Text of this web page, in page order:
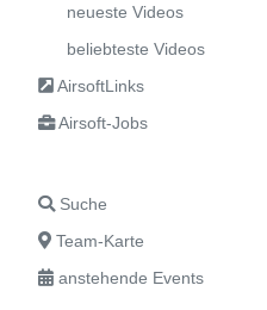
neueste Videos
beliebteste Videos
AirsoftLinks
Airsoft-Jobs
Suche
Team-Karte
anstehende Events